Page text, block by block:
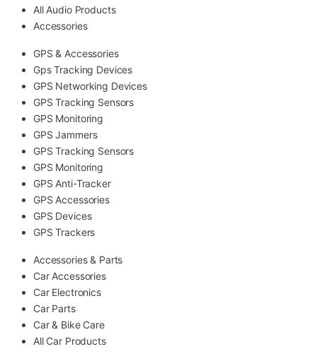
All Audio Products
Accessories
GPS & Accessories
Gps Tracking Devices
GPS Networking Devices
GPS Tracking Sensors
GPS Monitoring
GPS Jammers
GPS Tracking Sensors
GPS Monitoring
GPS Anti-Tracker
GPS Accessories
GPS Devices
GPS Trackers
Accessories & Parts
Car Accessories
Car Electronics
Car Parts
Car & Bike Care
All Car Products